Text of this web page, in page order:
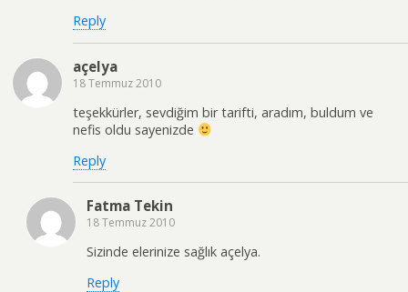
Reply
açelya
18 Temmuz 2010
teşekkürler, sevdiğim bir tarifti, aradım, buldum ve
nefis oldu sayenizde
Reply
Fatma Tekin
18 Temmuz 2010
Sizinde elerinize sağlık açelya.
Reply